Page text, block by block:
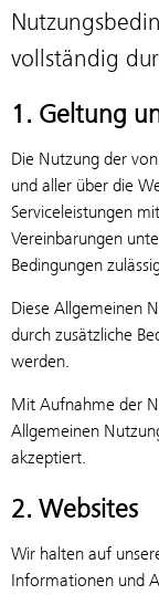
vollständig
1. Geltung
Die Nutzung der
und aller über die
Serviceleistungen
Vereinbarungen
Bedingungen
Diese Allgemeinen
durch zusätzliche
werden.
Mit Aufnahme der
Allgemeinen
akzeptiert.
2. Websites
Wir halten auf
Informationen und